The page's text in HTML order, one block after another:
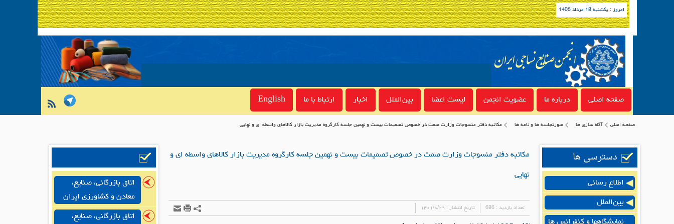
امروز : یکشنبه 18 مرداد 1405
صفحه اصلی درباره ما عضویت انجمن لیست اعضا بین‌الملل اخبار ارتباط با ما English
صفحه اصلی آگاه سازی ها صورتجلسه ها و نامه ها مکاتبه دفتر منسوجات وزارت صمت در خصوص تصمیمات بیست و نهمین جلسه کارگروه مدیریت بازار کالاهای واسطه ای و نهایی
دسترسی ها
اطلاع رسانی
بین‌الملل
نمایشگاهها و کنفرانس ها
مکاتبه دفتر منسوجات وزارت صمت در خصوص تصمیمات بیست و نهمین جلسه کارگروه مدیریت بازار کالاهای واسطه ای و
نهایی
تعداد بازدید : 686 تاریخ انتشار : ۱۴۰۱/۸/۲۹
اتاق بازرگانی، صنایع،
معادن و کشاورزی ایران
اتاق بازرگانی، صنایع،